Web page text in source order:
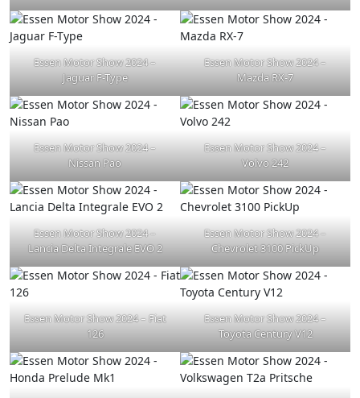
Essen Motor Show 2024 –
Jaguar F-Type
Essen Motor Show 2024 –
Mazda RX-7
Essen Motor Show 2024 –
Nissan Pao
Essen Motor Show 2024 –
Volvo 242
Essen Motor Show 2024 –
Lancia Delta Integrale EVO 2
Essen Motor Show 2024 –
Chevrolet 3100 PickUp
Essen Motor Show 2024 – Fiat
126
Essen Motor Show 2024 –
Toyota Century V12